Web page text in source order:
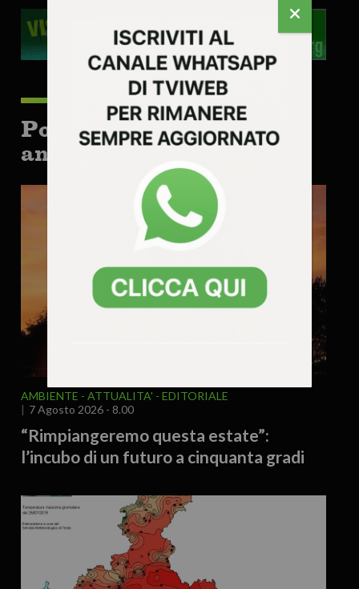
Potrebbe interessarti
anche:
AMBIENTE ATTUALITA'
EDITORIALE
7 Agosto 2026 - 8.00
“Rimpiangeremo questa estate”:
l’incubo di un futuro a cinquanta gradi